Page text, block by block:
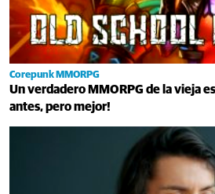
Corepunk MMORPG
Un verdadero MMORPG de la vieja
antes, pero mejor!